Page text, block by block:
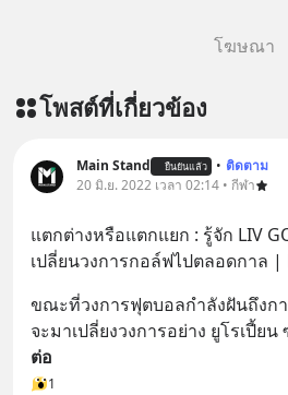
โฆษณา
โพสต์ที่เกี่ยวข้อง
Main Stand ยืนยันแล้ว • ติดตาม
20 มิ.ย. 2022 เวลา 02:14 • กีฬา
แตกต่างหรือแตกแยก : รู้จัก LIV
เปลี่ยนวงการกอล์ฟไปตลอดกาล |
ขณะที่วงการฟุตบอลกำลังฝันถึงก
จะมาเปลี่ยงวงการอย่าง ยูโรเปี้ยน
ต่อ
1